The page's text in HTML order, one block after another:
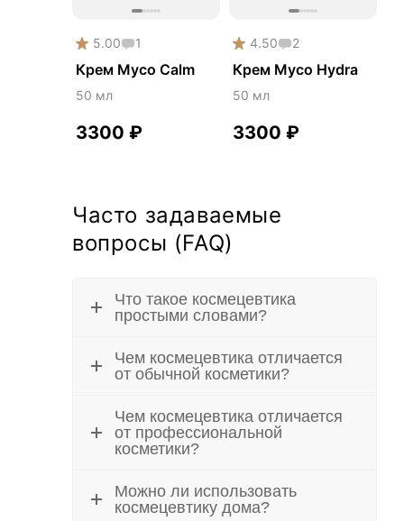
5.00 1
Крем Myco Calm
50 мл
3300 ₽
4.50 2
Крем Myco Hydra
50 мл
3300 ₽
Часто задаваемые
вопросы (FAQ)
Что такое космецевтика
простыми словами?
Чем космецевтика отличается
от обычной косметики?
Чем космецевтика отличается
от профессиональной
косметики?
Можно ли использовать
космецевтику дома?